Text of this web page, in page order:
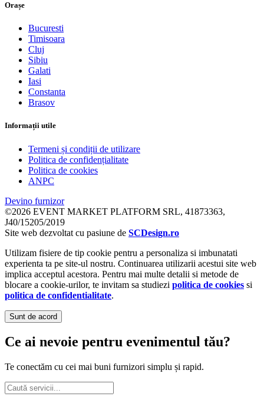
Orașe
Bucuresti
Timisoara
Cluj
Sibiu
Galati
Iasi
Constanta
Brasov
Informații utile
Termeni și condiții de utilizare
Politica de confidențialitate
Politica de cookies
ANPC
Devino furnizor
©2026 EVENT MARKET PLATFORM SRL, 41873363,
J40/15205/2019
Site web dezvoltat cu pasiune de SCDesign.ro
Utilizam fisiere de tip cookie pentru a personaliza si imbunatati
experienta ta pe site-ul nostru. Continuarea utilizarii acestui site web
implica acceptul acestora. Pentru mai multe detalii si metode de
blocare a cookie-urilor, te invitam sa studiezi politica de cookies si
politica de confidentialitate.
Sunt de acord
Ce ai nevoie pentru evenimentul tău?
Te conectăm cu cei mai buni furnizori simplu și rapid.